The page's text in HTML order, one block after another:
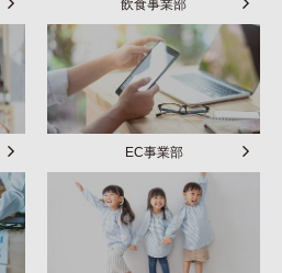
飲食事業部
EC事業部